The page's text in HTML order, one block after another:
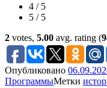
4 / 5
5 / 5
2 votes, 5.00 avg. rating (
Опубликовано
ПрограммыМетки